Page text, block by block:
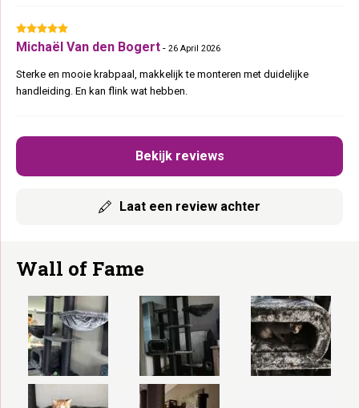
Bekijk reviews
Laat een review achter
Michaël Van den Bogert - 26 April 2026
Sterke en mooie krabpaal, makkelijk te monteren met duidelijke
handleiding. En kan flink wat hebben.
Wall of Fame